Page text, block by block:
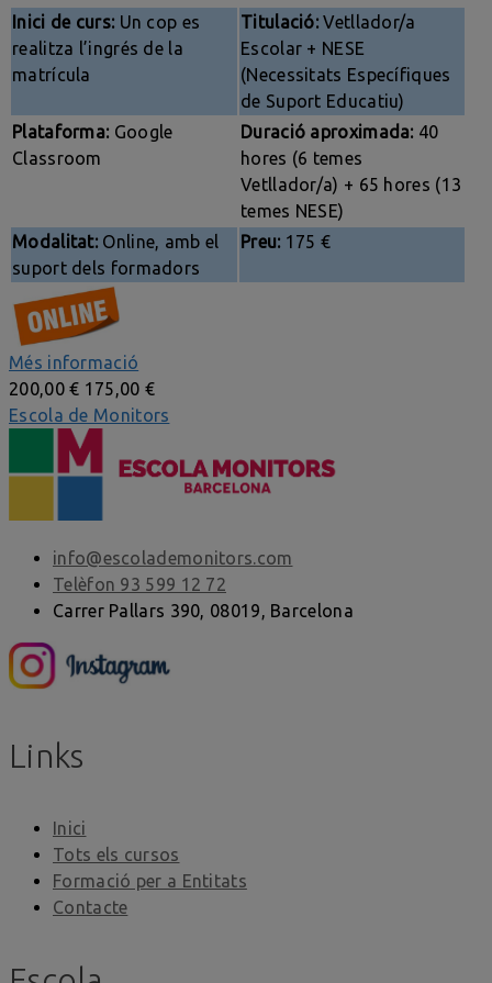
Inici de curs: Un cop es
realitza l’ingrés de la
matrícula
Titulació:Vetllador/a
Escolar + NESE
(Necessitats Específiques
de Suport Educatiu)
Plataforma: Google
Classroom
Duració aproximada: 40
hores (6 temes
Vetllador/a) + 65 hores (13
temes NESE)
Modalitat: Online, amb el
suport dels formadors
Preu: 175 €
Més informació
200,00 € 175,00 €
Escola de Monitors
info@escolademonitors.com
Telèfon 93 599 12 72
Carrer Pallars 390, 08019, Barcelona
Links
Inici
Tots els cursos
Formació per a Entitats
Contacte